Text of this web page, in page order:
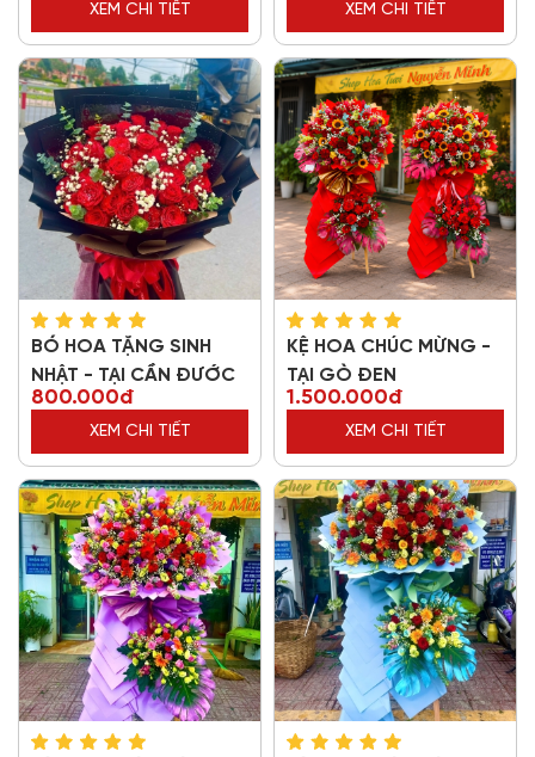
XEM CHI TIẾT XEM CHI TIẾT
BÓ HOA TẶNG SINH
NHẬT - TẠI CẦN ĐƯỚC
800.000đ
XEM CHI TIẾT
KỆ HOA CHÚC MỪNG -
TẠI GÒ ĐEN
1.500.000đ
XEM CHI TIẾT